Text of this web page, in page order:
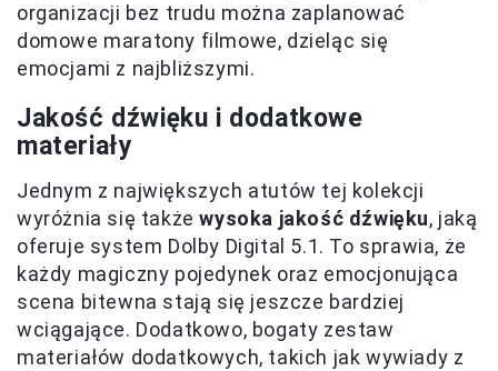
organizacji bez trudu można zaplanować
domowe maratony filmowe, dzieląc się
emocjami z najbliższymi.
Jakość dźwięku i dodatkowe
materiały
Jednym z największych atutów tej kolekcji
wyróżnia się takżewysoka jakość dźwięku, jaką
oferuje system Dolby Digital 5.1. To sprawia, że
każdy magiczny pojedynek oraz emocjonująca
scena bitewna stają się jeszcze bardziej
wciągające. Dodatkowo, bogaty zestaw
materiałów dodatkowych, takich jak wywiady z